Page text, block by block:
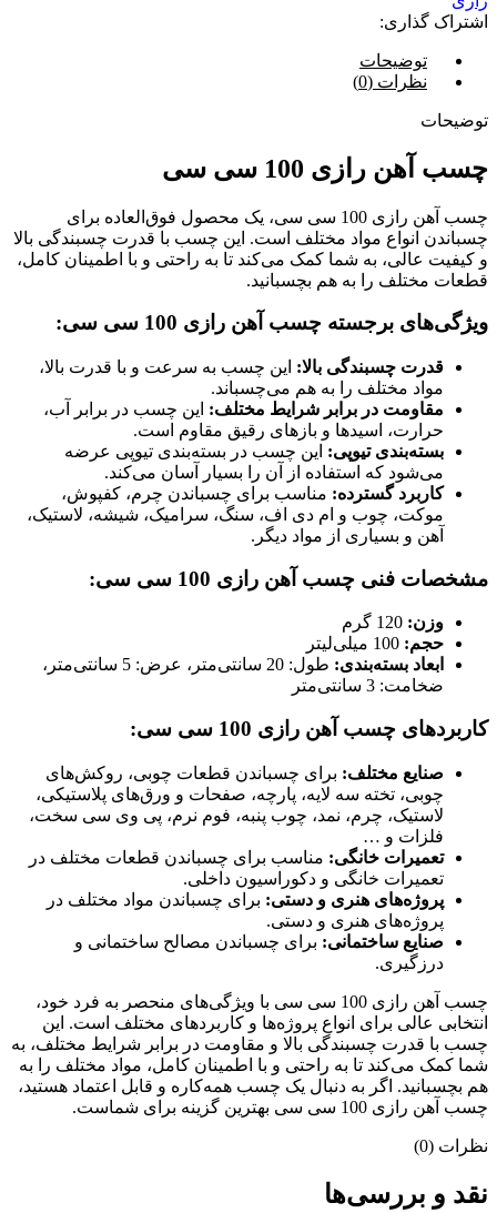
اشتراک گذاری:
توضیحات
نظرات (0)
توضیحات
چسب آهن رازی 100 سی سی
چسب آهن رازی 100 سی سی، یک محصول فوق‌العاده برای
چسباندن انواع مواد مختلف است. این چسب با قدرت چسبندگی بالا
و کیفیت عالی، به شما کمک می‌کند تا به راحتی و با اطمینان کامل،
قطعات مختلف را به هم بچسبانید.
ویژگی‌های برجسته چسب آهن رازی 100 سی سی:
قدرت چسبندگی بالا: این چسب به سرعت و با قدرت بالا،
مواد مختلف را به هم می‌چسباند.
مقاومت در برابر شرایط مختلف: این چسب در برابر آب،
حرارت، اسیدها و بازهای رقیق مقاوم است.
بسته‌بندی تیوپی: این چسب در بسته‌بندی تیوپی عرضه
می‌شود که استفاده از آن را بسیار آسان می‌کند.
کاربرد گسترده: مناسب برای چسباندن چرم، کفپوش،
موکت، چوب و ام دی اف، سنگ، سرامیک، شیشه، لاستیک،
آهن و بسیاری از مواد دیگر.
مشخصات فنی چسب آهن رازی 100 سی سی:
وزن:
حجم:
ابعاد بسته‌بندی:
طول: 20 سانتی‌متر، عرض: 5 سانتی‌متر،
ضخامت: 3 سانتی‌متر
کاربردهای چسب آهن رازی 100 سی سی:
صنایع مختلف: برای چسباندن قطعات چوبی، روکش‌های
چوبی، تخته سه لایه، پارچه، صفحات و ورق‌های پلاستیکی،
لاستیک، چرم، نمد، چوب پنبه، فوم نرم، پی وی سی سخت،
فلزات و …
تعمیرات خانگی: مناسب برای چسباندن قطعات مختلف در
تعمیرات خانگی و دکوراسیون داخلی.
پروژه‌های هنری و دستی: برای چسباندن مواد مختلف در
پروژه‌های هنری و دستی.
صنایع ساختمانی: برای چسباندن مصالح ساختمانی و
درزگیری.
چسب آهن رازی 100 سی سی با ویژگی‌های منحصر به فرد خود،
انتخابی عالی برای انواع پروژه‌ها و کاربردهای مختلف است. این
چسب با قدرت چسبندگی بالا و مقاومت در برابر شرایط مختلف، به
شما کمک می‌کند تا به راحتی و با اطمینان کامل، مواد مختلف را به
هم بچسبانید. اگر به دنبال یک چسب همه‌کاره و قابل اعتماد هستید،
چسب آهن رازی 100 سی سی بهترین گزینه برای شماست.
نظرات (0)
نقد و بررسی‌ها